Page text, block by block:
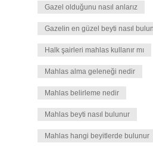
Gazel olduğunu nasıl anlarız
Gazelin en güzel beyti nasıl
Halk şairleri mahlas kullanır mı
Mahlas alma geleneği nedir
Mahlas belirleme nedir
Mahlas beyti nasıl bulunur
Mahlas hangi beyitlerde bulunur